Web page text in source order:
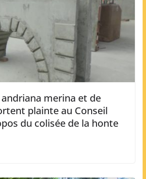
andriana merina et de
plainte au Conseil
du colisée de la honte